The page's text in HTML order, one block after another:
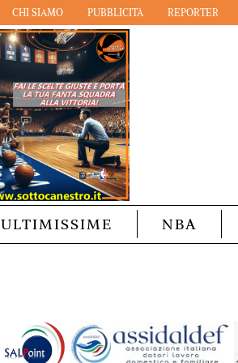
CHI SIAMO PUBBLICITÀ REPORTER
ULTIMISSIME NBA